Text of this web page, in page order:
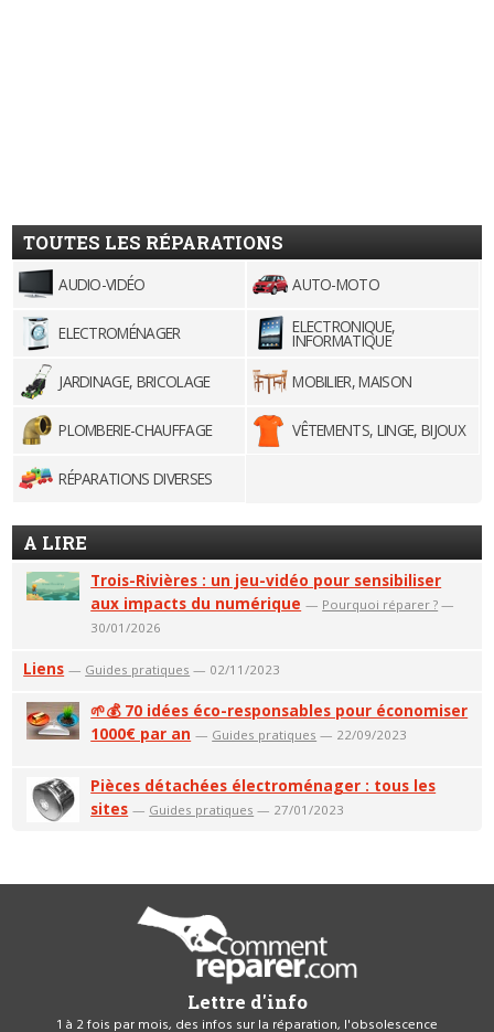
TOUTES LES RÉPARATIONS
AUDIO-VIDÉO AUTO-MOTO
ELECTROMÉNAGER ELECTRONIQUE,
INFORMATIQUE
JARDINAGE, BRICOLAGE
MOBILIER, MAISON
PLOMBERIE-CHAUFFAGE VÊTEMENTS, LINGE, BIJOUX
RÉPARATIONS DIVERSES
A LIRE
Trois-Rivières : un jeu-vidéo pour sensibiliser
aux impacts du numérique — Pourquoi réparer ? —
30/01/2026
Liens — Guides pratiques — 02/11/2023
🌱💰 70 idées éco-responsables pour économiser
1000€ par an — Guides pratiques — 22/09/2023
Pièces détachées électroménager : tous les
sites — Guides pratiques — 27/01/2023
Lettre d'info
1 à 2 fois par mois, des infos sur la réparation, l'obsolescence